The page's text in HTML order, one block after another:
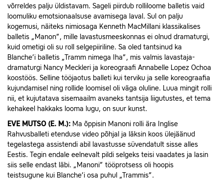
võrreldes palju üldistavam. Sageli piirdub rolliloome balletis vaid
loomuliku emotsionaalsuse avamisega laval. Sul on palju
kogemusi, näiteks nimiosaga Kenneth MacMillani klassikalises
balletis „Manon”, mille lavastusmeeskonnas ei olnud dramaturgi,
kuid ometigi oli su roll selgepiiriline. Sa oled tantsinud ka
Blanche’i balletis „Tramm nimega Iha”, mis valmis lavastaja-
dramaturgi Nancy Meckleri ja koreograafi Annabelle Lopez Ochoa
koostöös. Selline tööjaotus balleti kui terviku ja selle koreograafia
kujundamisel ning rollide loomisel oli väga oluline. Luua mingit rolli
nii, et kujutatava sisemaailm avaneks tantsija liigutustes, et tema
kehakeel hakkaks looma lugu, on suur kunst.
EVE MUTSO (E. M.): Ma õppisin Manoni rolli ära Inglise
Rahvusballeti etenduse video põhjal ja läksin koos ülejäänud
tegelastega assistendi abil lavastusse süvendatult sisse alles
Eestis. Tegin endale eelnevalt pildi selgeks teisi vaadates ja lasin
siis selle endast läbi. „Manoni” tööprotsess oli hoopis
teistsugune kui Blanche’i osa puhul „Trammis”.